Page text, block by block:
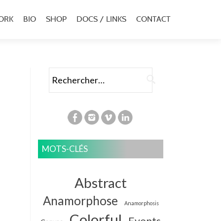
BIO SHOP DOCS / LINKS CONTACT
MOTS-CLÉS
Abstract
Anamorphose Anamorphosis